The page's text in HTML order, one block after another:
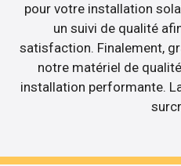
pour votre installation
un suivi de qualité
satisfaction. Finalement,
notre matériel de
installation performante.